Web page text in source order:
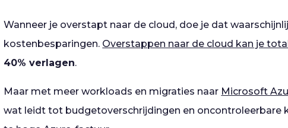
Wanneer je overstapt naar de cloud, doe je dat
kostenbesparingen. Overstappen naar de cloud kan je
40% verlagen.
Maar met meer workloads en migraties naar Microsoft
wat leidt tot budgetoverschrijdingen en oncontroleerbare